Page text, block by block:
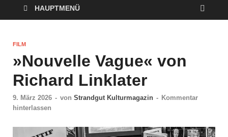
HAUPTMENÜ
FILM
»Nouvelle Vague« von
Richard Linklater
9. März 2026 - von Strandgut Kulturmagazin - Kommentar
hinterlassen